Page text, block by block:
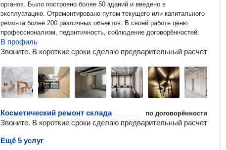
органов. Было построено более 50 зданий и введено в
эксплуатацию. Отремонтировано путем текущего или капитального
ремонта более 200 различных объектов. В своей работе ценю
профессионализм, педантичность, соблюдение договорённостей.
В профиль
Звоните. В короткие сроки сделаю предварительный расчет
Косметический ремонт склада по договорённости
Звоните. В короткие сроки сделаю предварительный расчет
Ещё 5 услуг